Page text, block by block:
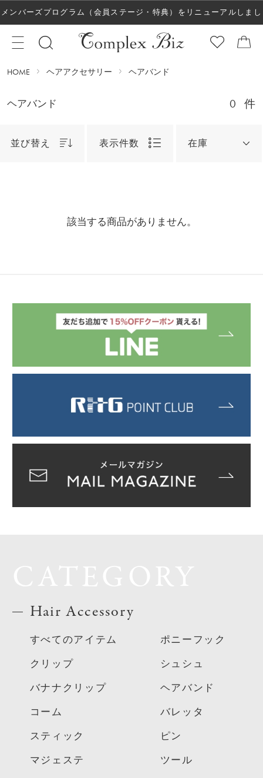
メンバーズプログラム（会員ステージ・特典）をリニューアルしまし
た！
HOME ヘアアクセサリー ヘアバンド
ヘアバンド 0 件
並び替え 表示件数 在庫
該当する商品がありません。
Hair Accessory
すべてのアイテム
クリップ
バナナクリップ
コーム
スティック
マジェステ
ポニーフック
シュシュ
ヘアバンド
バレッタ
ピン
ツール